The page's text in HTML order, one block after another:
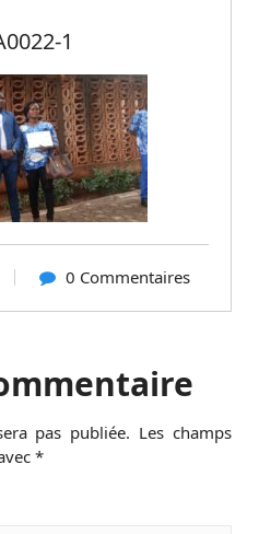
1
0 Commentaires
pas publiée. Les champs
*